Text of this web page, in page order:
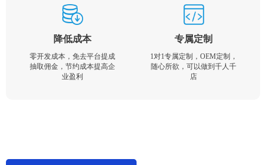
降低成本
零开发成本，免去平台提成
抽取佣金，节约成本提高企
业盈利
专属定制
1对1专属定制，OEM定制，
随心所欲，可以做到千人千
店